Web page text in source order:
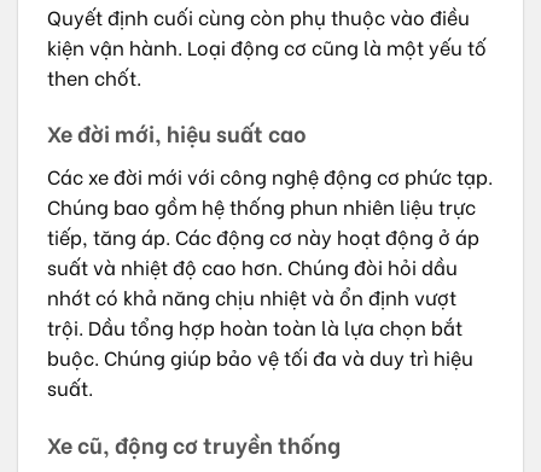
Quyết định cuối cùng còn phụ thuộc vào điều
kiện vận hành. Loại động cơ cũng là một yếu tố
then chốt.
Xe đời mới, hiệu suất cao
Các xe đời mới với công nghệ động cơ phức tạp.
Chúng bao gồm hệ thống phun nhiên liệu trực
tiếp, tăng áp. Các động cơ này hoạt động ở áp
suất và nhiệt độ cao hơn. Chúng đòi hỏi dầu
nhớt có khả năng chịu nhiệt và ổn định vượt
trội. Dầu tổng hợp hoàn toàn là lựa chọn bắt
buộc. Chúng giúp bảo vệ tối đa và duy trì hiệu
suất.
Xe cũ, động cơ truyền thống